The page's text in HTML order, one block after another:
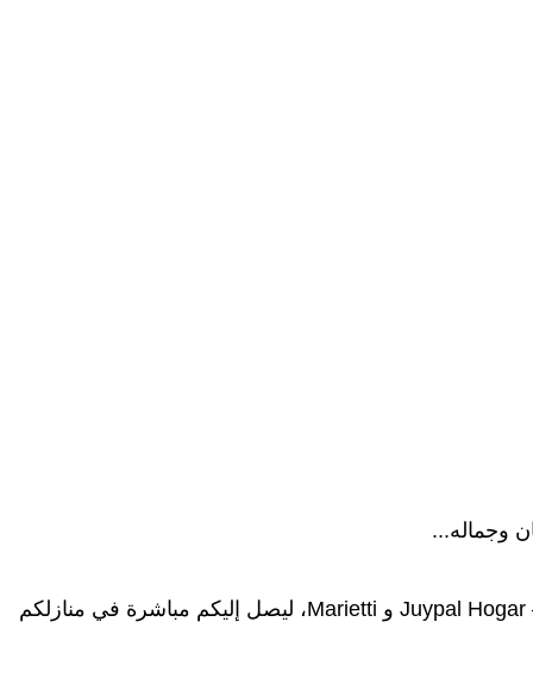
وجماله...
Boom Home هو موقع متخصص في كل ماله علاقة بالأدوات المنزلية، حيث يقدم لكم أفضل العلامات التجارية الأوروبية — Juypal Hogar و Marietti، ليصل إليكم مباشرة في منازلكم